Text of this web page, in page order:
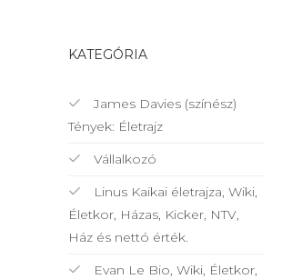
KATEGÓRIA
James Davies (színész)
Tények: Életrajz
Vállalkozó
Linus Kaikai életrajza, Wiki,
Életkor, Házas, Kicker, NTV,
Ház és nettó érték.
Evan Le Bio, Wiki, Életkor,